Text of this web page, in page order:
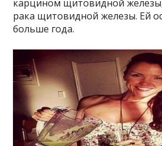
карцином щитовидной
рака щитовидной железы. Ей
больше года.